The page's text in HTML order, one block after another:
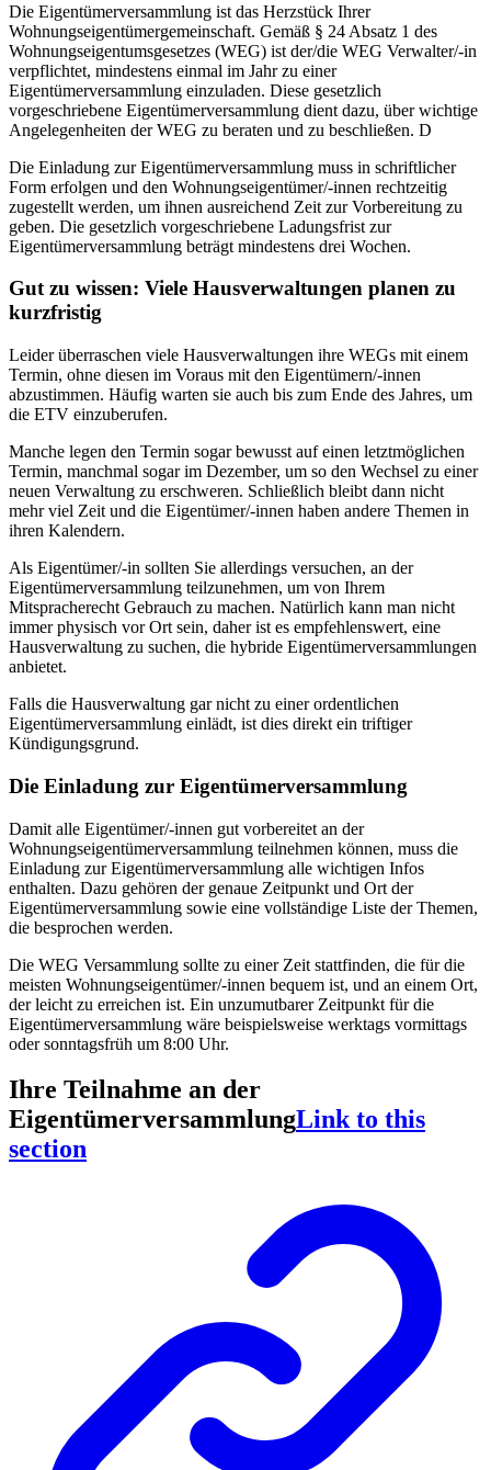
Die Eigentümerversammlung ist das Herzstück Ihrer
Wohnungseigentümergemeinschaft. Gemäß § 24 Absatz 1 des
Wohnungseigentumsgesetzes (WEG) ist der/die WEG Verwalter/-in
verpflichtet, mindestens einmal im Jahr zu einer
Eigentümerversammlung einzuladen. Diese gesetzlich
vorgeschriebene Eigentümerversammlung dient dazu, über wichtige
Angelegenheiten der WEG zu beraten und zu beschließen. D
Die Einladung zur Eigentümerversammlung muss in schriftlicher
Form erfolgen und den Wohnungseigentümer/-innen rechtzeitig
zugestellt werden, um ihnen ausreichend Zeit zur Vorbereitung zu
geben. Die gesetzlich vorgeschriebene Ladungsfrist zur
Eigentümerversammlung beträgt mindestens drei Wochen.
Gut zu wissen: Viele Hausverwaltungen planen zu
kurzfristig
Leider überraschen viele Hausverwaltungen ihre WEGs mit einem
Termin, ohne diesen im Voraus mit den Eigentümern/-innen
abzustimmen. Häufig warten sie auch bis zum Ende des Jahres, um
die ETV einzuberufen.
Manche legen den Termin sogar bewusst auf einen letztmöglichen
Termin, manchmal sogar im Dezember, um so den Wechsel zu einer
neuen Verwaltung zu erschweren. Schließlich bleibt dann nicht
mehr viel Zeit und die Eigentümer/-innen haben andere Themen in
ihren Kalendern.
Als Eigentümer/-in sollten Sie allerdings versuchen, an der
Eigentümerversammlung teilzunehmen, um von Ihrem
Mitspracherecht Gebrauch zu machen. Natürlich kann man nicht
immer physisch vor Ort sein, daher ist es empfehlenswert, eine
Hausverwaltung zu suchen, die hybride Eigentümerversammlungen
anbietet.
Falls die Hausverwaltung gar nicht zu einer ordentlichen
Eigentümerversammlung einlädt, ist dies direkt ein triftiger
Kündigungsgrund.
Die Einladung zur Eigentümerversammlung
Damit alle Eigentümer/-innen gut vorbereitet an der
Wohnungseigentümerversammlung teilnehmen können, muss die
Einladung zur Eigentümerversammlung alle wichtigen Infos
enthalten. Dazu gehören der genaue Zeitpunkt und Ort der
Eigentümerversammlung sowie eine vollständige Liste der Themen,
die besprochen werden.
Die WEG Versammlung sollte zu einer Zeit stattfinden, die für die
meisten Wohnungseigentümer/-innen bequem ist, und an einem Ort,
der leicht zu erreichen ist. Ein unzumutbarer Zeitpunkt für die
Eigentümerversammlung wäre beispielsweise werktags vormittags
oder sonntagsfrüh um 8:00 Uhr.
Ihre Teilnahme an der
EigentümerversammlungLink to this
section